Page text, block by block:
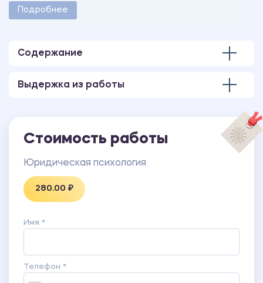
методическими указаниями учебного заведения.
Подробнее
Содержание
Выдержка из работы
Стоимость работы
Юридическая психология
280.00 ₽
Имя *
Телефон *